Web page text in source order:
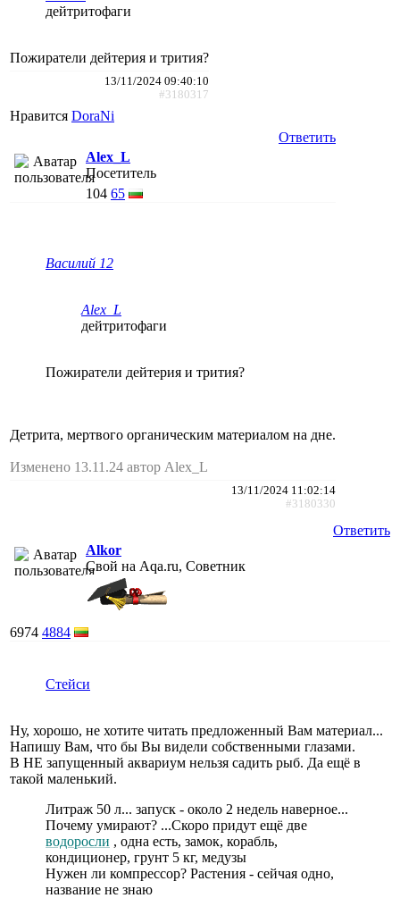
дейтритофаги
Пожиратели дейтерия и трития?
13/11/2024 09:40:10
#3180317
Нравится DoraNi
Ответить
Alex_L
Посетитель
104 65
Василий 12
Alex_L
дейтритофаги
Пожиратели дейтерия и трития?
Детрита, мертвого органическим материалом на дне.
Изменено 13.11.24 автор Alex_L
13/11/2024 11:02:14
#3180330
Ответить
Alkor
Свой на Aqa.ru, Советник
6974 4884
Стейси
Ну, хорошо, не хотите читать предложенный Вам материал...
Напишу Вам, что бы Вы видели собственными глазами.
В НЕ запущенный аквариум нельзя садить рыб. Да ещё в
такой маленький.
Литраж 50 л... запуск - около 2 недель наверное...
Почему умирают? ...Скоро придут ещë две
водоросли , одна есть, замок, корабль,
кондиционер, грунт 5 кг, медузы
Нужен ли компрессор? Растения - сейчая одно,
название не знаю